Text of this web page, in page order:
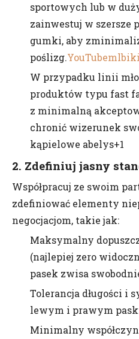
sportowych lub w
zainwestuj w szersze
gumki, aby
poślizg.YouTube
W przypadku linii
produktów typu fast
z minimalną
chronić wizerunek
kąpielowe abelys+1
2. Zdefiniuj jasny
Współpracuj ze swoim
zdefiniować elementy
negocjacjom, takie jak:
Maksymalny
(najlepiej zero
pasek zwisa
Tolerancja długości i
lewym i prawym
Minimalny